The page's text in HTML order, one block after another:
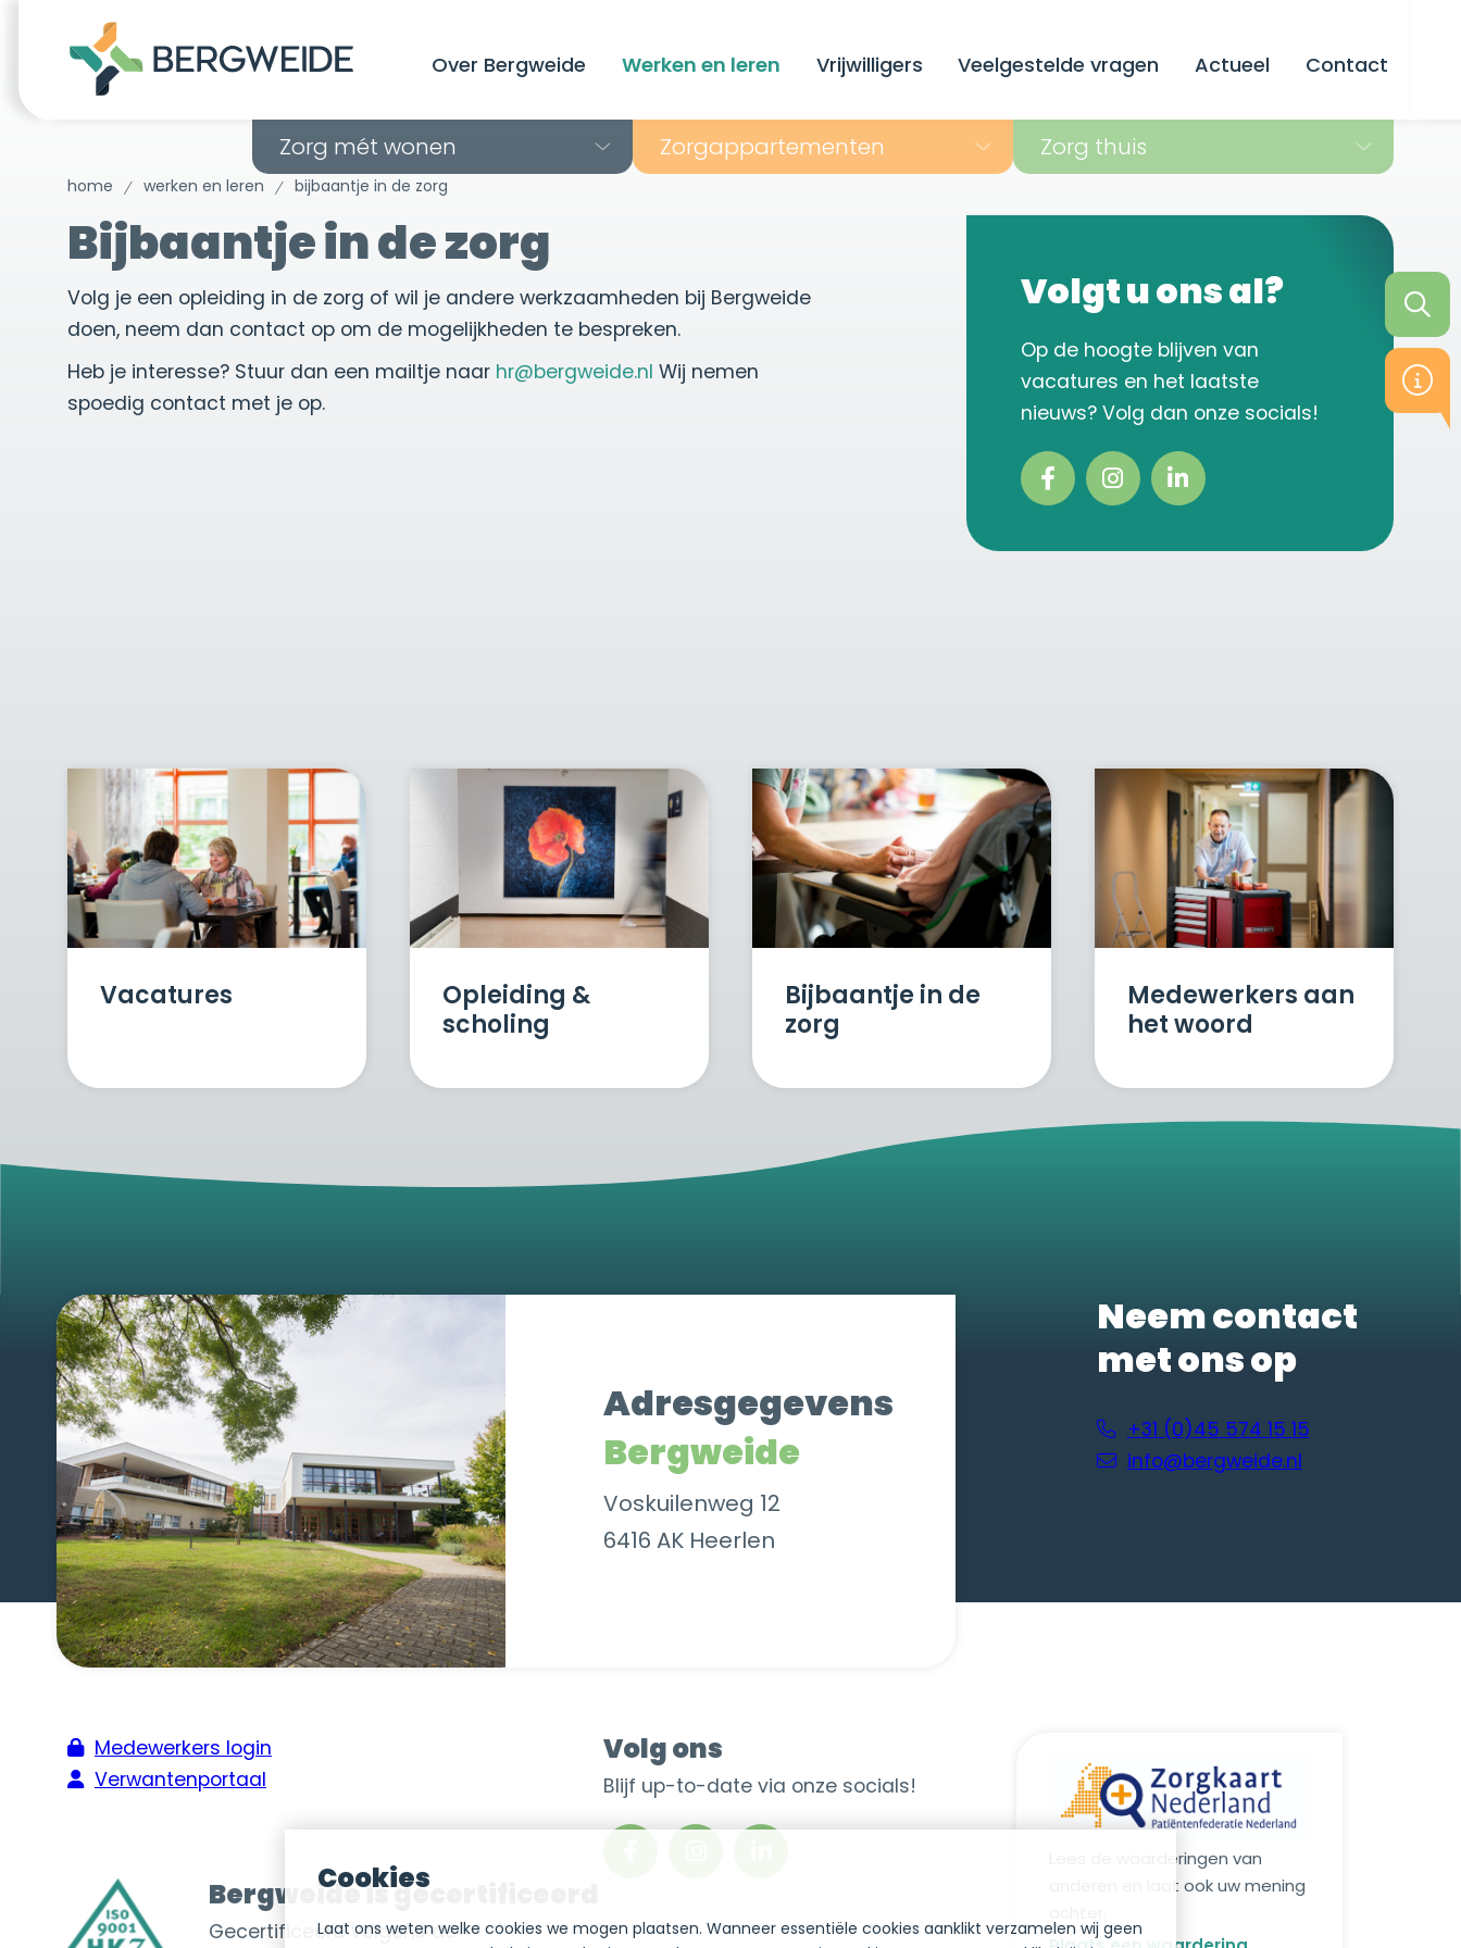
Over Bergweide Werken en leren Vrijwilligers Veelgestelde vragen Actueel Contact
Zorg mét wonen Zorg­appartementen Zorg thuis
home werken en leren bijbaantje in de zorg
Bijbaantje in de zorg
Volg je een opleiding in de zorg of wil je andere werkzaamheden bij Bergweide
doen, neem dan contact op om de mogelijkheden te bespreken.
Heb je interesse? Stuur dan een mailtje naar hr@bergweide.nl Wij nemen
spoedig contact met je op.
Volgt u ons al?
Op de hoogte blijven van
vacatures en het laatste
nieuws? Volg dan onze socials!
Vacatures
Opleiding &
scholing
Bijbaantje in de
zorg
Medewerkers aan
het woord
Adresgegevens
Bergweide
Voskuilenweg 12
6416 AK Heerlen
Neem contact
met ons op
+31 (0)45 574 15 15
info@bergweide.nl
Medewerkers login
Verwantenportaal
Volg ons
Blijf up-to-date via onze socials!
Lees de waarderingen van
anderen en laat ook uw mening
Bergweide is gecertificeerd
Gecertificeerd volgens de
Cookies
Laat ons weten welke cookies we mogen plaatsen. Wanneer essentiële cookies aanklikt verzamelen wij geen